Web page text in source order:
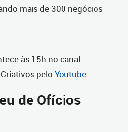
mais de 300 negócios
às 15h no canal
pelo Youtube
de Ofícios